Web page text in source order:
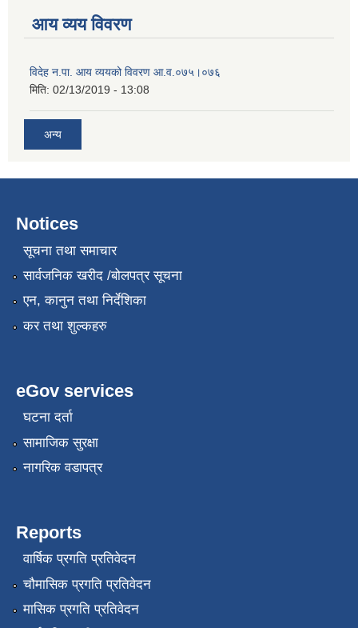
आय व्यय विवरण
विदेह न.पा. आय व्ययको विवरण आ.व.०७५।०७६
मिति: 02/13/2019 - 13:08
अन्य
Notices
सूचना तथा समाचार
सार्वजनिक खरीद /बोलपत्र सूचना
एन, कानुन तथा निर्देशिका
कर तथा शुल्कहरु
eGov services
घटना दर्ता
सामाजिक सुरक्षा
नागरिक वडापत्र
Reports
वार्षिक प्रगति प्रतिवेदन
चौमासिक प्रगति प्रतिवेदन
मासिक प्रगति प्रतिवेदन